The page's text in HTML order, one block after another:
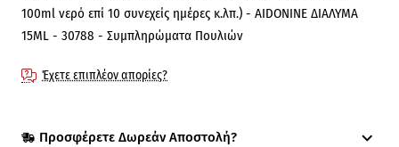
100ml νερό επί 10 συνεχείς ημέρες κ.λπ.) - AIDONINE ΔΙΑΛΥΜΑ
15ML - 30788 - Συμπληρώματα Πουλιών
Έχετε επιπλέον απορίες?
Προσφέρετε Δωρεάν Αποστολή?